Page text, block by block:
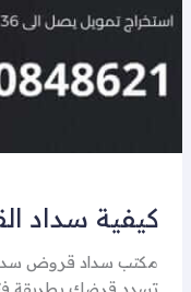
كيفية سداد
مكتب سداد قروض سداد